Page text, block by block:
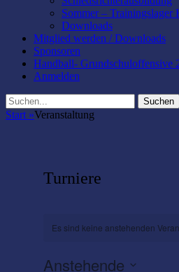
Sommer – Trainingslager
Downloads
Mitglied werden / Downloads
Sponsoren
Handball- Grundschuloffensive
Anmelden
Suchen
Suchen
nach:
Start »Veranstaltung
Turniere
Es sind keine anstehenden
Anstehende